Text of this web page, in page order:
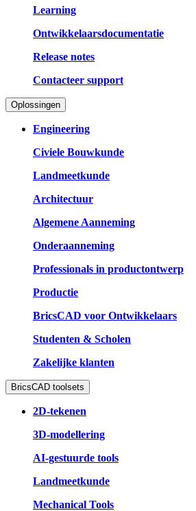
Learning
Ontwikkelaarsdocumentatie
Release notes
Contacteer support
Oplossingen
Engineering
Civiele Bouwkunde
Landmeetkunde
Architectuur
Algemene Aanneming
Onderaanneming
Professionals in productontwerp
Productie
BricsCAD voor Ontwikkelaars
Studenten & Scholen
Zakelijke klanten
BricsCAD toolsets
2D-tekenen
3D-modellering
AI-gestuurde tools
Landmeetkunde
Mechanical Tools